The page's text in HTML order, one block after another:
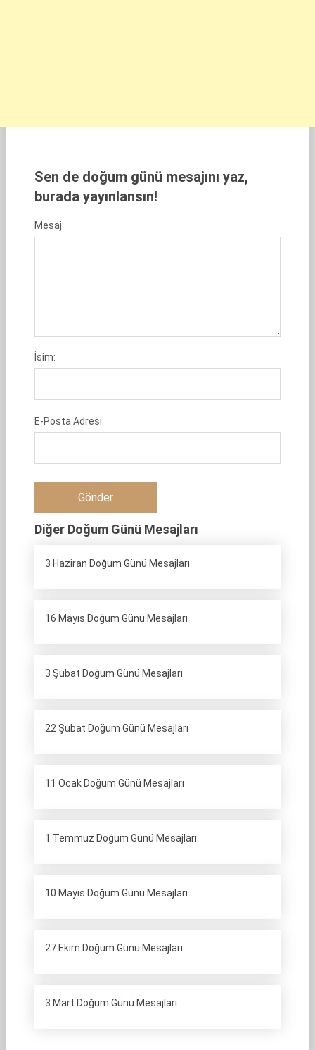
Sen de doğum günü mesajını yaz,
burada yayınlansın!
Mesaj:
İsim:
E-Posta Adresi:
Diğer Doğum Günü Mesajları
3 Haziran Doğum Günü Mesajları
16 Mayıs Doğum Günü Mesajları
3 Şubat Doğum Günü Mesajları
22 Şubat Doğum Günü Mesajları
11 Ocak Doğum Günü Mesajları
1 Temmuz Doğum Günü Mesajları
10 Mayıs Doğum Günü Mesajları
27 Ekim Doğum Günü Mesajları
3 Mart Doğum Günü Mesajları